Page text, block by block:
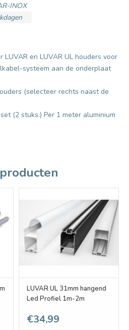
INOX
en LUVAR UL houders voor
systeem aan de onderplaat
(selecteer rechts naast de
(2 stuks.) Per 1 meter aluminium
LUVAR UL 31mm hangend
Led Profiel 1m-2m
€34,99